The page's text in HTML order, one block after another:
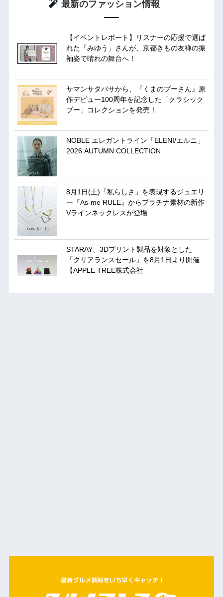
最新のファッション情報
【イベントレポート】リスナーの応援で選ば
れた「みゆう」さんが、京都きもの友禅の振
袖姿で晴れの舞台へ！
サマンサタバサから、『くまのプーさん』原
作デビュー100周年を記念した「クラシック
プー」コレクションを発売！
NOBLE エレガントライン「ELENI/エルニ」
2026 AUTUMN COLLECTION
8月1日(土)「私らしさ」を表現するジュエリ
ー『As-me RULE』からプラチナ素材の新作
Vラインネックレスが登場
STARAY、3Dプリント製品を対象とした
「クリアランスセール」を8月1日より開催
【APPLE TREE株式会社